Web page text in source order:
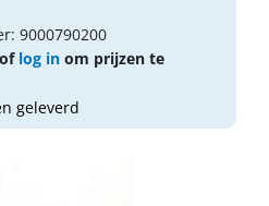
9000790200
log in om prijzen te
geleverd